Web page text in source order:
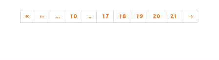
« ← ... 10 ... 17 18 19 20 21 →